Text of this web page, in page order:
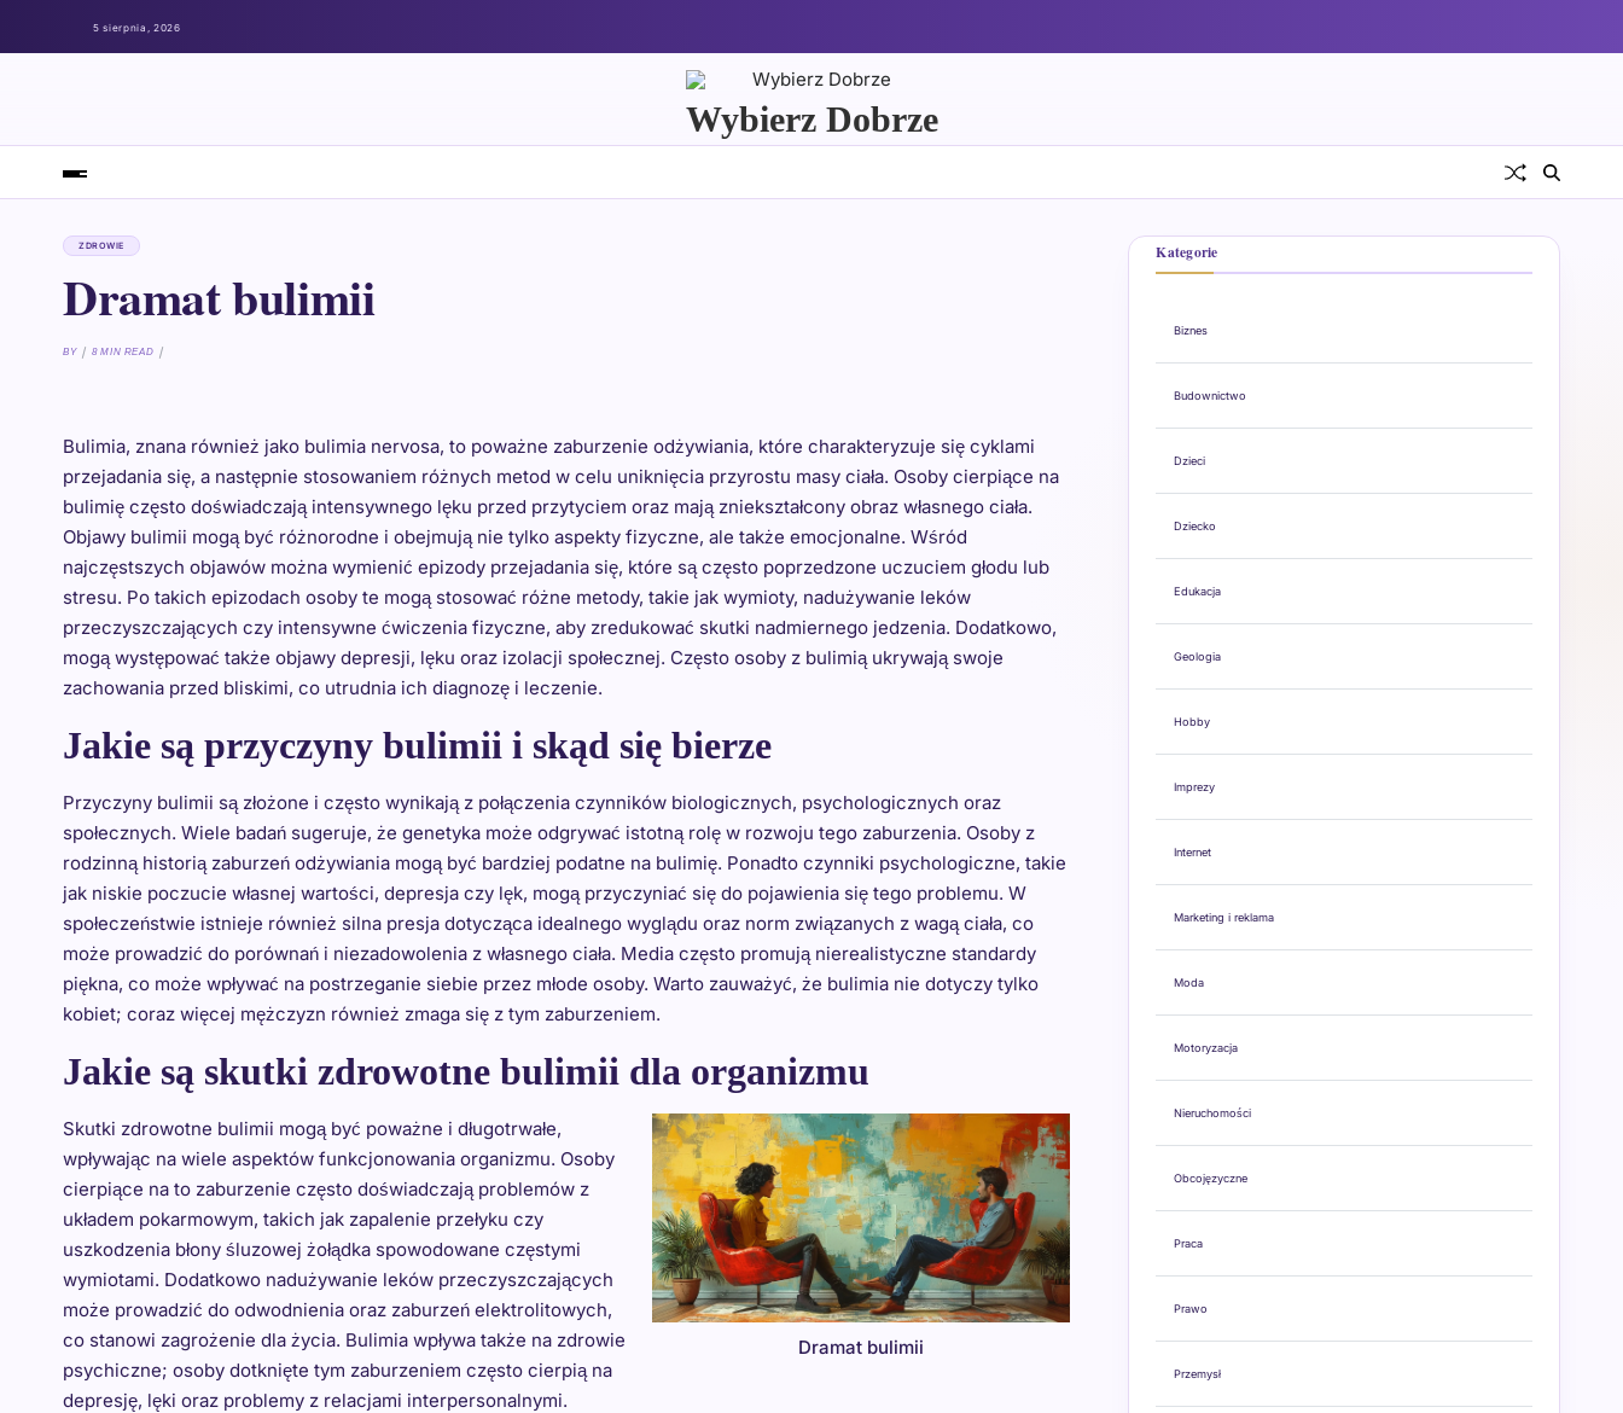
5 sierpnia, 2026
Wybierz Dobrze
ZDROWIE
Dramat bulimii
BY 8 MIN READ
Bulimia, znana również jako bulimia nervosa, to poważne zaburzenie odżywiania, które charakteryzuje się cyklami
przejadania się, a następnie stosowaniem różnych metod w celu uniknięcia przyrostu masy ciała. Osoby cierpiące na
bulimię często doświadczają intensywnego lęku przed przytyciem oraz mają zniekształcony obraz własnego ciała.
Objawy bulimii mogą być różnorodne i obejmują nie tylko aspekty fizyczne, ale także emocjonalne. Wśród
najczęstszych objawów można wymienić epizody przejadania się, które są często poprzedzone uczuciem głodu lub
stresu. Po takich epizodach osoby te mogą stosować różne metody, takie jak wymioty, nadużywanie leków
przeczyszczających czy intensywne ćwiczenia fizyczne, aby zredukować skutki nadmiernego jedzenia. Dodatkowo,
mogą występować także objawy depresji, lęku oraz izolacji społecznej. Często osoby z bulimią ukrywają swoje
zachowania przed bliskimi, co utrudnia ich diagnozę i leczenie.
Jakie są przyczyny bulimii i skąd się bierze
Przyczyny bulimii są złożone i często wynikają z połączenia czynników biologicznych, psychologicznych oraz
społecznych. Wiele badań sugeruje, że genetyka może odgrywać istotną rolę w rozwoju tego zaburzenia. Osoby z
rodzinną historią zaburzeń odżywiania mogą być bardziej podatne na bulimię. Ponadto czynniki psychologiczne, takie
jak niskie poczucie własnej wartości, depresja czy lęk, mogą przyczyniać się do pojawienia się tego problemu. W
społeczeństwie istnieje również silna presja dotycząca idealnego wyglądu oraz norm związanych z wagą ciała, co
może prowadzić do porównań i niezadowolenia z własnego ciała. Media często promują nierealistyczne standardy
piękna, co może wpływać na postrzeganie siebie przez młode osoby. Warto zauważyć, że bulimia nie dotyczy tylko
kobiet; coraz więcej mężczyzn również zmaga się z tym zaburzeniem.
Jakie są skutki zdrowotne bulimii dla organizmu
Dramat bulimii
Skutki zdrowotne bulimii mogą być poważne i długotrwałe,
wpływając na wiele aspektów funkcjonowania organizmu. Osoby
cierpiące na to zaburzenie często doświadczają problemów z
układem pokarmowym, takich jak zapalenie przełyku czy
uszkodzenia błony śluzowej żołądka spowodowane częstymi
wymiotami. Dodatkowo nadużywanie leków przeczyszczających
może prowadzić do odwodnienia oraz zaburzeń elektrolitowych,
co stanowi zagrożenie dla życia. Bulimia wpływa także na zdrowie
psychiczne; osoby dotknięte tym zaburzeniem często cierpią na
depresję, lęki oraz problemy z relacjami interpersonalnymi.
Kategorie
Biznes
Budownictwo
Dzieci
Dziecko
Edukacja
Geologia
Hobby
Imprezy
Internet
Marketing i reklama
Moda
Motoryzacja
Nieruchomości
Obcojęzyczne
Praca
Prawo
Przemysł